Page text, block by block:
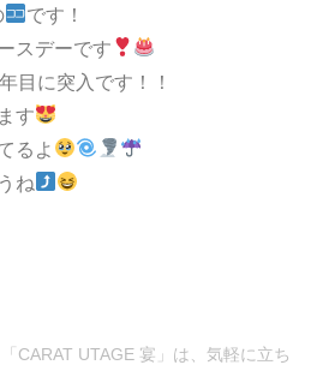
です！
スデーです
目に突入です！！
す
るよ
ね
CARAT UTAGE 宴」は、気軽に立ち